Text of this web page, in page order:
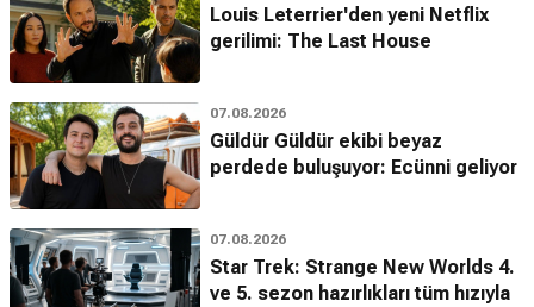
Louis Leterrier'den yeni Netflix
gerilimi: The Last House
07.08.2026
Güldür Güldür ekibi beyaz
perdede buluşuyor: Ecünni geliyor
07.08.2026
Star Trek: Strange New Worlds 4.
ve 5. sezon hazırlıkları tüm hızıyla